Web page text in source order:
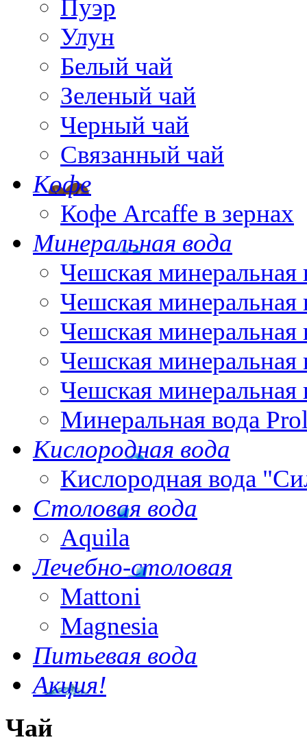
Пуэр
Улун
Белый чай
Зеленый чай
Черный чай
Связанный чай
Кофе
Кофе Arcaffe в зернах
Минеральная вода
Чешская минеральная
Чешская минеральная
Чешская минеральная
Чешская минеральная
Чешская минеральная
Минеральная вода
Кислородная вода
Кислородная вода
Столовая вода
Aquila
Лечебно-столовая
Mattoni
Magnesia
Питьевая вода
Акция!
Чай